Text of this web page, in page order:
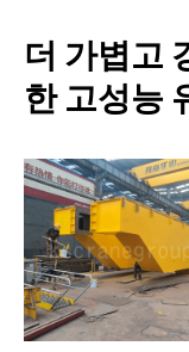
더 가볍고
한 고성능